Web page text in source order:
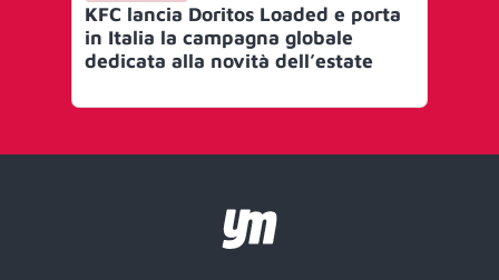
KFC lancia Doritos Loaded e porta
in Italia la campagna globale
dedicata alla novità dell’estate